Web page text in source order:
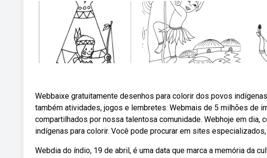
Webbaixe gratuitamente desenhos para colorir dos povos
também atividades, jogos e lembretes. Webmais de 5 milhões de
compartilhados por nossa talentosa comunidade. Webhoje em dia,
indígenas para colorir. Você pode procurar em sites
Webdia do índio, 19 de abril, é uma data que marca a memória da